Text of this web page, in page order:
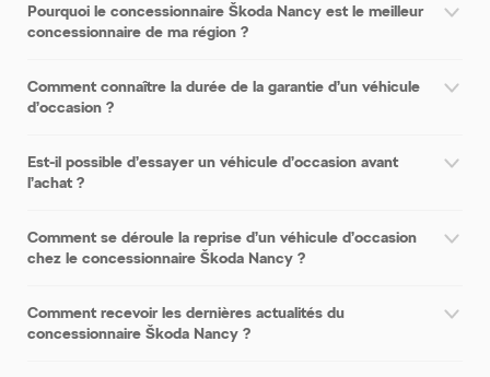
Pourquoi le concessionnaire Škoda Nancy est le meilleur
concessionnaire de ma région ?
Comment connaître la durée de la garantie d’un véhicule
d’occasion ?
Est-il possible d’essayer un véhicule d’occasion avant
l’achat ?
Comment se déroule la reprise d’un véhicule d’occasion
chez le concessionnaire Škoda Nancy ?
Comment recevoir les dernières actualités du
concessionnaire Škoda Nancy ?